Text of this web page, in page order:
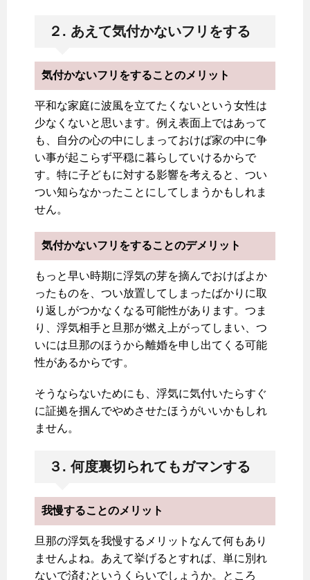
２. あえて気付かないフリをする
気付かないフリをすることのメリット
平和な家庭に波風を立てたくないという女性は
少なくないと思います。例え表面上ではあって
も、自分の心の中にしまっておけば家の中に争
い事が起こらず平穏に暮らしていけるからで
す。特に子どもに対する影響を考えると、つい
つい知らなかったことにしてしまうかもしれま
せん。
気付かないフリをすることのデメリット
もっと早い時期に浮気の芽を摘んでおけばよか
ったものを、つい放置してしまったばかりに取
り返しがつかなくなる可能性があります。つま
り、浮気相手と旦那が燃え上がってしまい、つ
いには旦那のほうから離婚を申し出てくる可能
性があるからです。
そうならないためにも、浮気に気付いたらすぐ
に証拠を掴んでやめさせたほうがいいかもしれ
ません。
３. 何度裏切られてもガマンする
我慢することのメリット
旦那の浮気を我慢するメリットなんて何もあり
ませんよね。あえて挙げるとすれば、単に別れ
ないで済むというくらいでしょうか。ところ